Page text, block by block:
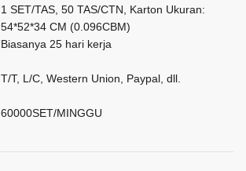
1 SET/TAS, 50 TAS/CTN, Karton Ukuran:
54*52*34 CM (0.096CBM)
Biasanya 25 hari kerja
T/T, L/C, Western Union, Paypal, dll.
60000SET/MINGGU